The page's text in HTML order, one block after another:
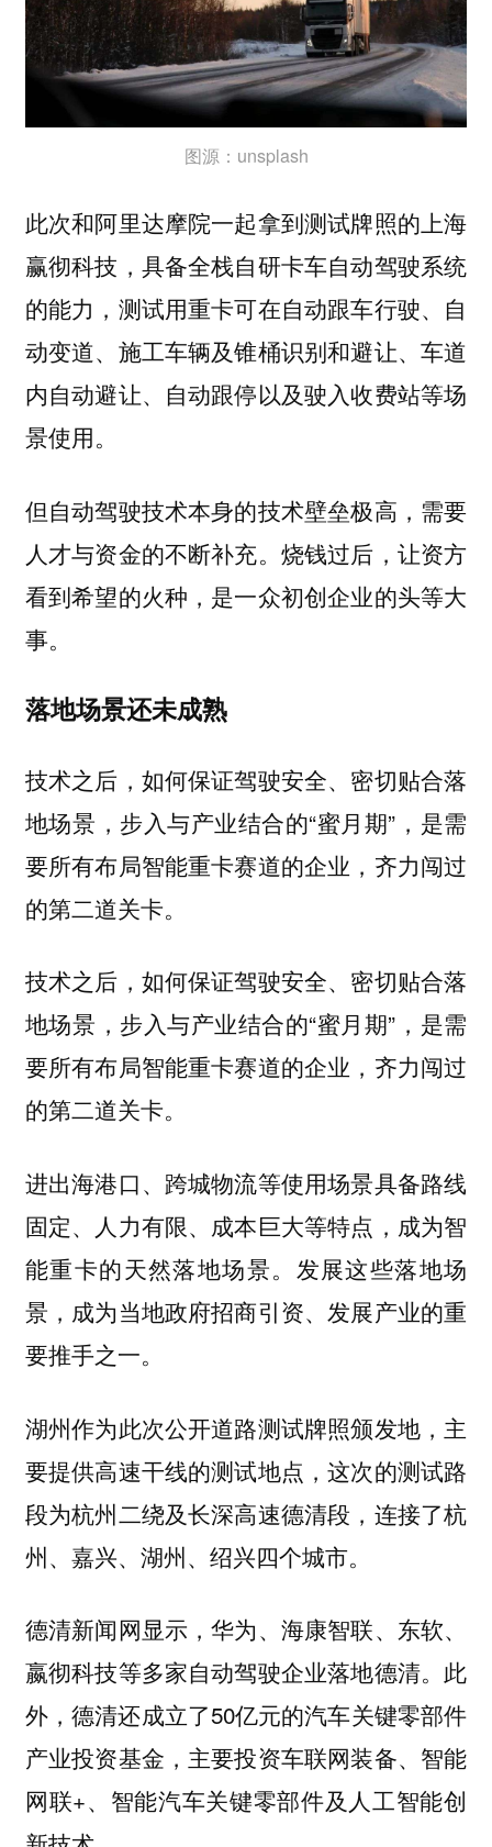
图源：unsplash
此次和阿里达摩院一起拿到测试牌照的上海
赢彻科技，具备全栈自研卡车自动驾驶系统
的能力，测试用重卡可在自动跟车行驶、自
动变道、施工车辆及锥桶识别和避让、车道
内自动避让、自动跟停以及驶入收费站等场
景使用。
但自动驾驶技术本身的技术壁垒极高，需要
人才与资金的不断补充。烧钱过后，让资方
看到希望的火种，是一众初创企业的头等大
事。
落地场景还未成熟
技术之后，如何保证驾驶安全、密切贴合落
地场景，步入与产业结合的“蜜月期”，是需
要所有布局智能重卡赛道的企业，齐力闯过
的第二道关卡。
技术之后，如何保证驾驶安全、密切贴合落
地场景，步入与产业结合的“蜜月期”，是需
要所有布局智能重卡赛道的企业，齐力闯过
的第二道关卡。
进出海港口、跨城物流等使用场景具备路线
固定、人力有限、成本巨大等特点，成为智
能重卡的天然落地场景。 发展这些落地场
景，成为当地政府招商引资、发展产业的重
要推手之一。
湖州作为此次公开道路测试牌照颁发地，主
要提供高速干线的测试地点，这次的测试路
段为杭州二绕及长深高速德清段，连接了杭
州、嘉兴、湖州、绍兴四个城市。
德清新闻网显示，华为、海康智联、东软、
嬴彻科技等多家自动驾驶企业落地德清。此
外，德清还成立了50亿元的汽车关键零部件
产业投资基金，主要投资车联网装备、智能
网联+、智能汽车关键零部件及人工智能创